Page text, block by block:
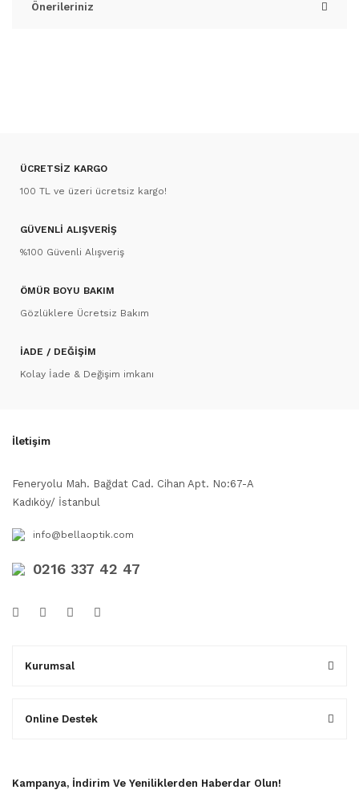
Önerileriniz
ÜCRETSİZ KARGO
100 TL ve üzeri ücretsiz kargo!
GÜVENLİ ALIŞVERİŞ
%100 Güvenli Alışveriş
ÖMÜR BOYU BAKIM
Gözlüklere Ücretsiz Bakım
İADE / DEĞİŞİM
Kolay İade & Değişim imkanı
İletişim
Feneryolu Mah. Bağdat Cad. Cihan Apt. No:67-A
Kadıköy/ İstanbul
info@bellaoptik.com
0216 337 42 47
Kurumsal
Online Destek
Kampanya, İndirim Ve Yeniliklerden Haberdar Olun!